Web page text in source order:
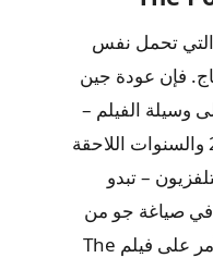
استنادًا إلى رواية عام 1967 التي تحمل نفس
فإن عودة جين
وسيلة الفيلم –
بعد النجم الساطع لعام 2009 والسنوات اللاحقة
– تبدو
في صياغة جو من
القلق الحاد. وهكذا ينطبق الأمر على فيلم The